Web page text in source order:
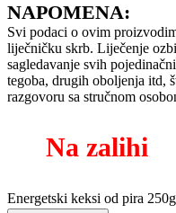
NAPOMENA:
Svi podaci o ovim
liječničku skrb. Liječenje
sagledavanje svih
tegoba, drugih oboljenja itd,
razgovoru sa stručnom
Na zalihi
Energetski keksi od pira